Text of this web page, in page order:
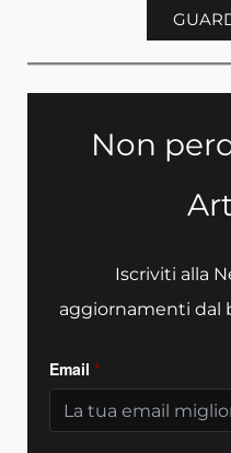
Non
Iscriviti alla
aggiornamenti dal
Email*